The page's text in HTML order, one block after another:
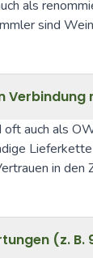
als
sind
auch als
in den
(z. B.